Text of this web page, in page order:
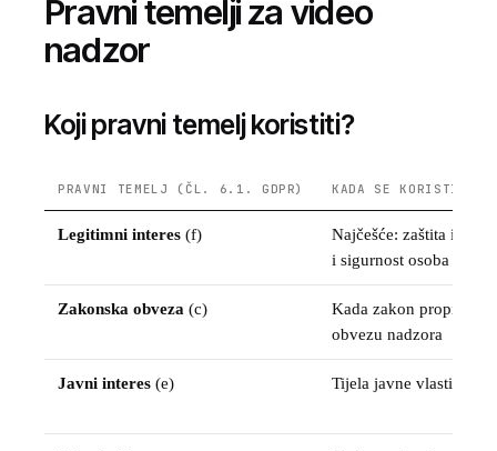
Pravni temelji za video
nadzor
Koji pravni temelj koristiti?
PRAVNI TEMELJ (ČL. 6.1. GDPR) KADA SE KORISTI
Legitimni interes (f)
Najčešće: zaštita
i sigurnost osoba
Zakonska obveza (c)
Kada zakon propisuje
obvezu nadzora
Javni interes (e) Tijela javne vlasti